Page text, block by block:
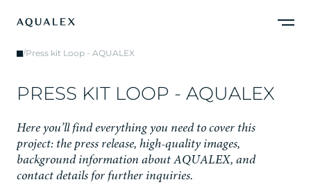
/Press kit Loop - AQUALEX
PRESS KIT LOOP - AQUALEX
Here you’ll find everything you need to cover this
project: the press release, high-quality images,
background information about AQUALEX, and
contact details for further inquiries.